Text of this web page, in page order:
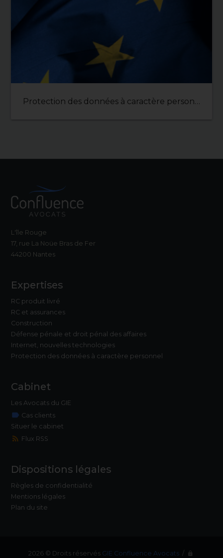
Protection des données à caractère personnel
L'île Rouge
17, rue La Noüe Bras de Fer
44200 Nantes
Expertises
RC produit livré
RC et assurances
Construction
Défense pénale et droit pénal des affaires
Internet, nouvelles technologies
Protection des données à caractère personnel
Cabinet
Les Avocats du GIE
label Cas clients
Situer le cabinet
rss_feed Flux RSS
Dispositions légales
Règles de confidentialité
Mentions légales
Plan du site
2026 © Droits réservés GIE Confluence Avocats/ lock